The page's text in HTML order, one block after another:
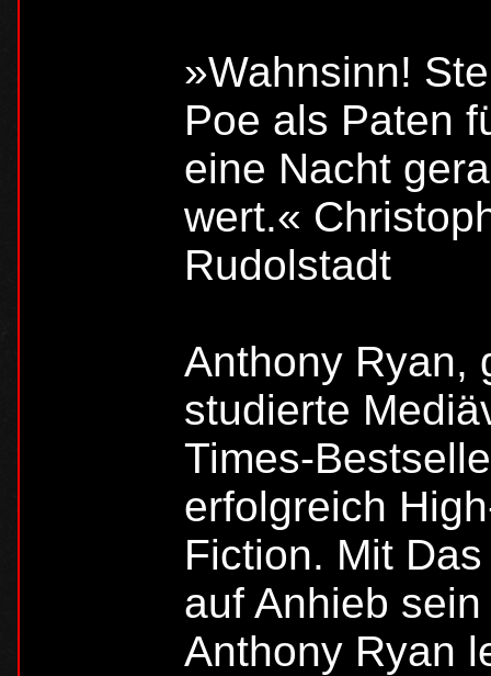
»Wahnsinn!
Poe als Paten
eine Nacht
wert.«
Rudolstadt
Anthony Ryan,
studierte
Times-
erfolgreich
Fiction. Mit
auf Anhieb
Anthony Ryan